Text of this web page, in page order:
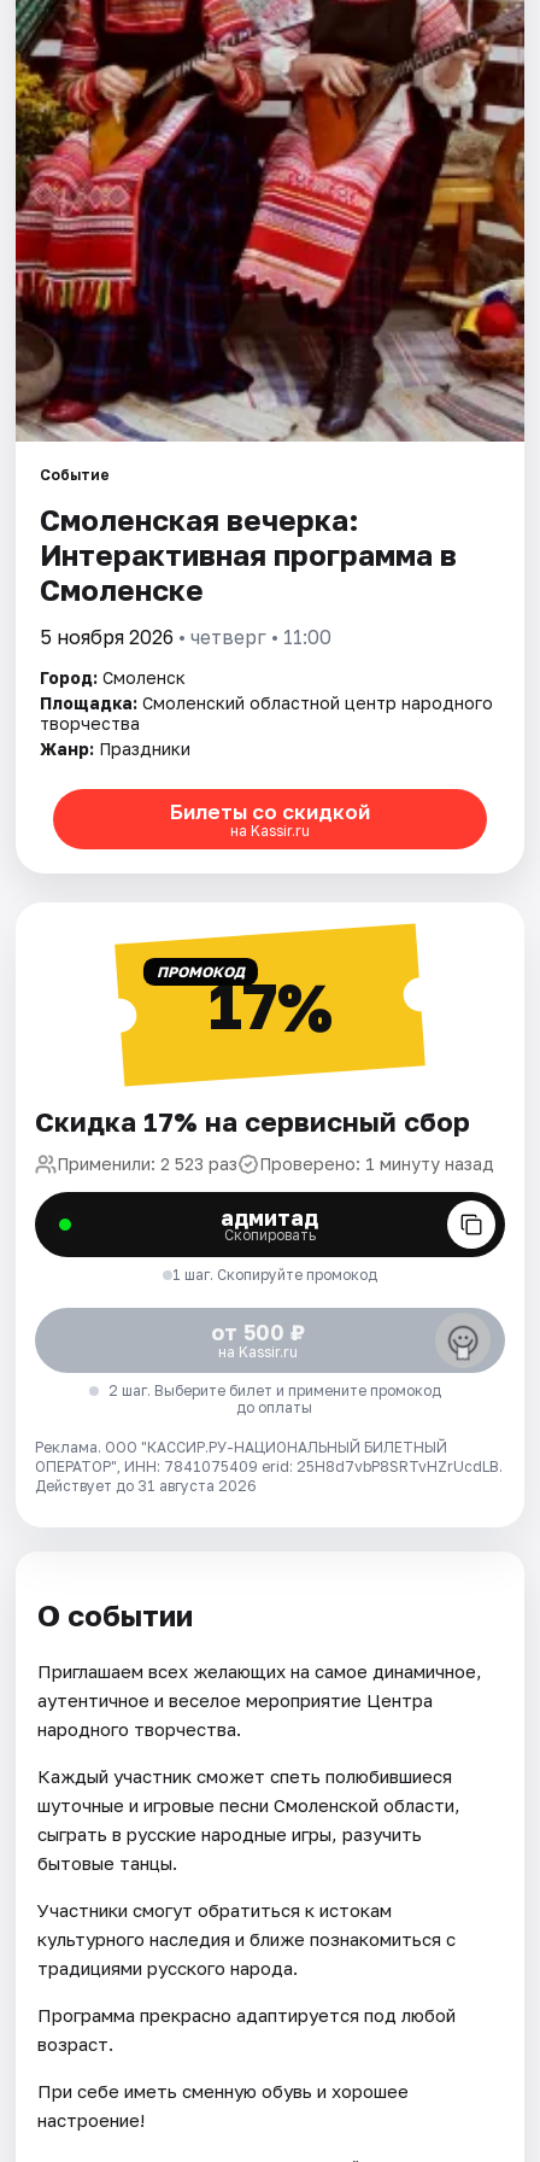
Города
Площадки
Артисты
Рейтинги
Событие
Смоленская вечерка:
Интерактивная программа в
Смоленске
5 ноября 2026 • четверг • 11:00
Город: Смоленск
Площадка: Смоленский областной центр народного
творчества
Жанр: Праздники
Билеты со скидкой
на Kassir.ru
ПРОМОКОД17%
Скидка 17% на сервисный сбор
Применили: 2 523 раз Проверено: 1 минуту назад
адмитад
Скопировать
1 шаг. Скопируйте промокод
от 500 ₽
на Kassir.ru
2 шаг. Выберите билет и примените промокод
до оплаты
Реклама. ООО "КАССИР.РУ-НАЦИОНАЛЬНЫЙ БИЛЕТНЫЙ
ОПЕРАТОР", ИНН: 7841075409 erid: 25H8d7vbP8SRTvHZrUcdLB.
Действует до 31 августа 2026
О событии
Приглашаем всех желающих на самое динамичное,
аутентичное и веселое мероприятие Центра
народного творчества.
Каждый участник сможет спеть полюбившиеся
шуточные и игровые песни Смоленской области,
сыграть в русские народные игры, разучить
бытовые танцы.
Участники смогут обратиться к истокам
культурного наследия и ближе познакомиться с
традициями русского народа.
Программа прекрасно адаптируется под любой
возраст.
При себе иметь сменную обувь и хорошее
настроение!